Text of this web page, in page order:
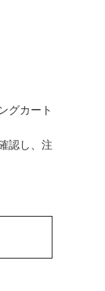
グカート
認し、注